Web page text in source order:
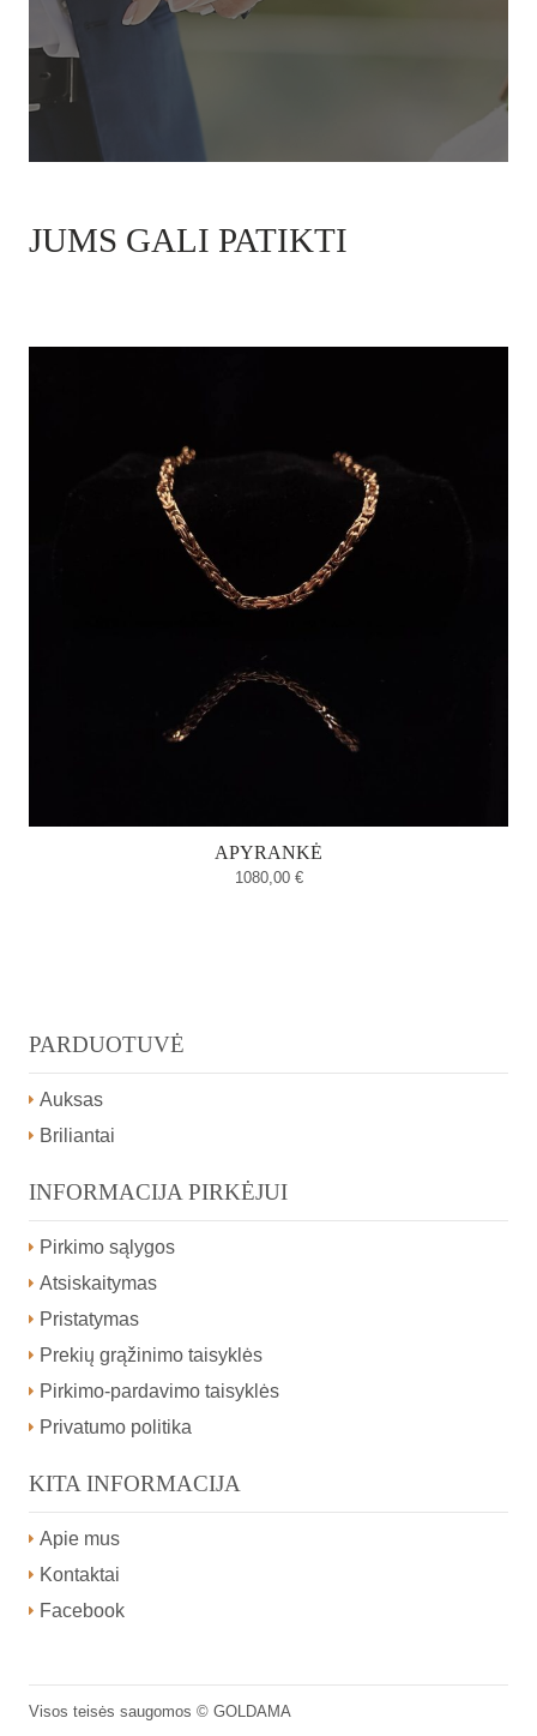
JUMS GALI PATIKTI
APYRANKĖ
1080,00 €
PARDUOTUVĖ
Auksas
Briliantai
INFORMACIJA PIRKĖJUI
Pirkimo sąlygos
Atsiskaitymas
Pristatymas
Prekių grąžinimo taisyklės
Pirkimo-pardavimo taisyklės
Privatumo politika
KITA INFORMACIJA
Apie mus
Kontaktai
Facebook
Visos teisės saugomos © GOLDAMA